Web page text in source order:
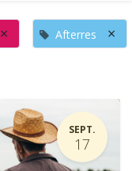
× Afterres ×
SEPT.
17